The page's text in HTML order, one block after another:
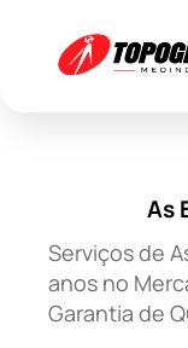
As
Serviços de
anos no
Garantia de